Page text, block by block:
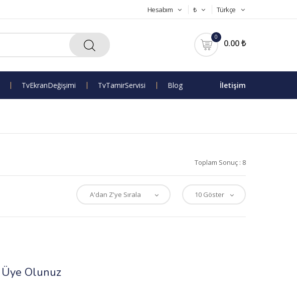
Hesabım ₺ Türkçe
0
0.00 ₺
Tv Ekran Değişimi Tv Tamir Servisi Blog İletişim
Toplam Sonuç : 8
Üye Olunuz